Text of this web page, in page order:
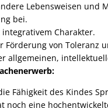
Lebensweisen und
bei.
Charakter.
von Toleranz
allgemeinen,
Fähigkeit des Kindes
noch eine